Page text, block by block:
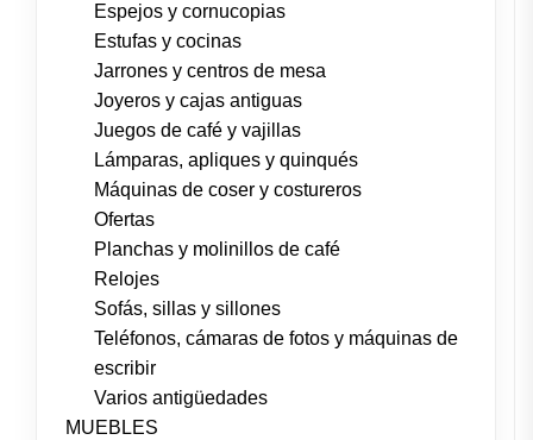
Espejos y cornucopias
Estufas y cocinas
Jarrones y centros de mesa
Joyeros y cajas antiguas
Juegos de café y vajillas
Lámparas, apliques y quinqués
Máquinas de coser y costureros
Ofertas
Planchas y molinillos de café
Relojes
Sofás, sillas y sillones
Teléfonos, cámaras de fotos y máquinas de
escribir
Varios antigüedades
MUEBLES